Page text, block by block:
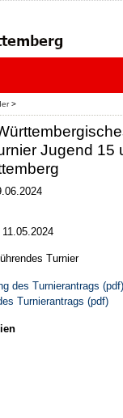
>
Jugend 15
Turnier
des Turnierantrags (pdf)
Turnierantrags (pdf)